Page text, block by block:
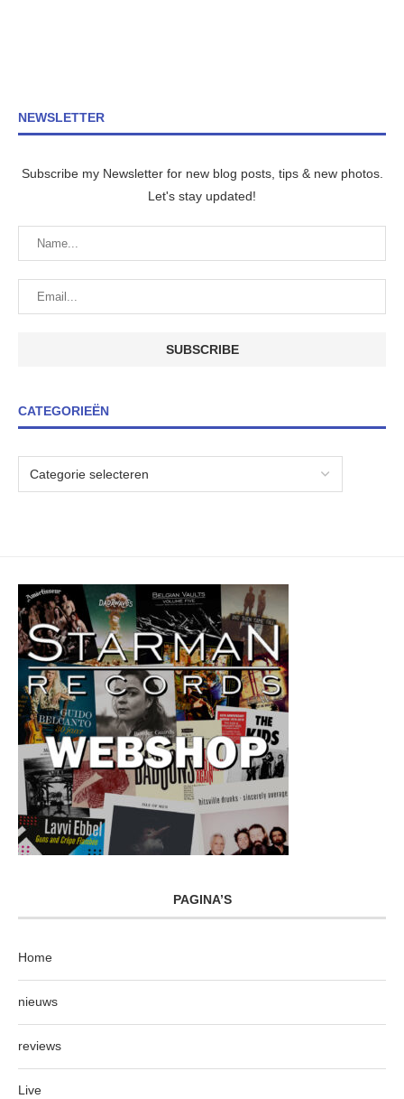
NEWSLETTER
Subscribe my Newsletter for new blog posts, tips & new photos.
Let's stay updated!
CATEGORIEËN
PAGINA’S
Home
nieuws
reviews
Live